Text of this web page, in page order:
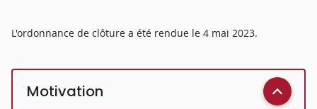
L'ordonnance de clôture a été rendue le 4 mai 2023.
Motivation